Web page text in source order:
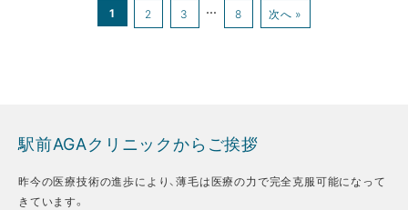
1 2 3 … 8 次へ »
駅前AGAクリニックからご挨拶
昨今の医療技術の進歩により、薄毛は医療の力で完全克服可能になって
きています。